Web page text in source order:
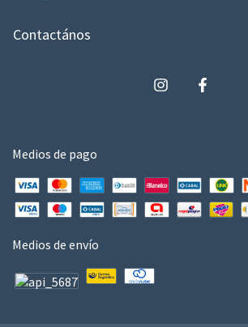
Contactános
Medios de pago
Medios de envío